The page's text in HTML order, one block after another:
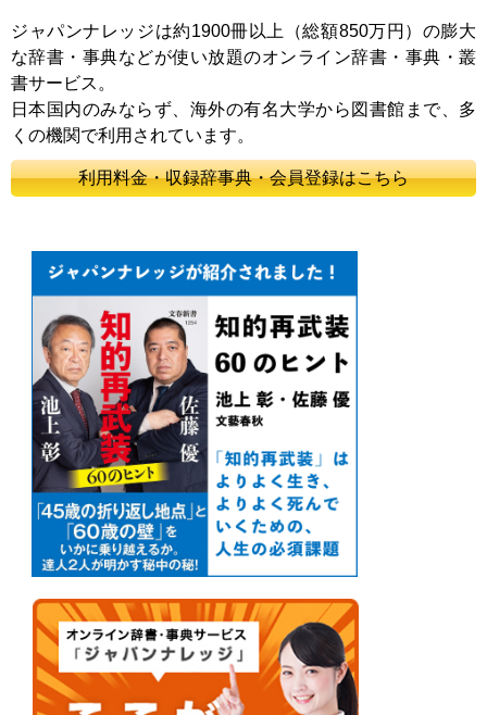
ジャパンナレッジは約1900冊以上（総額850万円）の膨大
な辞書・事典などが使い放題のオンライン辞書・事典・叢
書サービス。
日本国内のみならず、海外の有名大学から図書館まで、多
くの機関で利用されています。
利用料金・収録辞事典・会員登録はこちら